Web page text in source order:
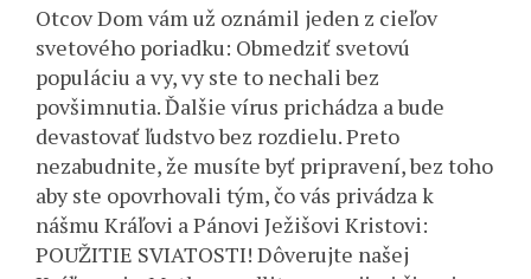
Otcov Dom vám už oznámil jeden z cieľov
svetového poriadku: Obmedziť svetovú
populáciu a vy, vy ste to nechali bez
povšimnutia. Ďalšie vírus prichádza a bude
devastovať ľudstvo bez rozdielu. Preto
nezabudnite, že musíte byť pripravení, bez toho
aby ste opovrhovali tým, čo vás privádza k
nášmu Kráľovi a Pánovi Ježišovi Kristovi:
POUŽITIE SVIATOSTI! Dôverujte našej